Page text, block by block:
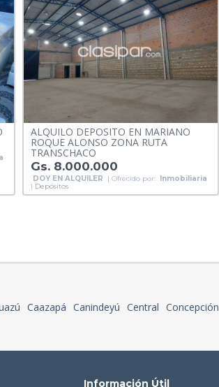
ALQUILO DEPOSITO EN MARIANO
ROQUE ALONSO ZONA RUTA
TRANSCHACO
Gs. 8.000.000
DOY EN ALQUILER | Ofrecido por:
Inmobiliaria
| Depósitos
Caazapá Canindeyú Central Concepción
Información Útil